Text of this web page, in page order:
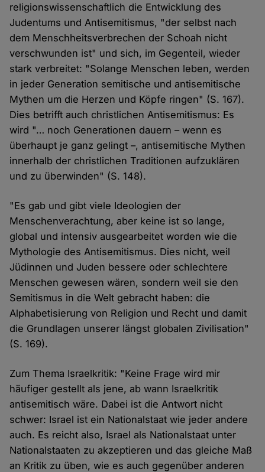
religionswissenschaftlich die Entwicklung des
Judentums und Antisemitismus, "der selbst nach
dem Menschheitsverbrechen der Schoah nicht
verschwunden ist" und sich, im Gegenteil, wieder
stark verbreitet: "Solange Menschen leben, werden
in jeder Generation semitische und antisemitische
Mythen um die Herzen und Köpfe ringen" (S. 167).
Dies betrifft auch christlichen Antisemitismus: Es
wird "… noch Generationen dauern – wenn es
überhaupt je ganz gelingt –, antisemitische Mythen
innerhalb der christlichen Traditionen aufzuklären
und zu überwinden" (S. 148).
"Es gab und gibt viele Ideologien der
Menschenverachtung, aber keine ist so lange,
global und intensiv ausgearbeitet worden wie die
Mythologie des Antisemitismus. Dies nicht, weil
Jüdinnen und Juden bessere oder schlechtere
Menschen gewesen wären, sondern weil sie den
Semitismus in die Welt gebracht haben: die
Alphabetisierung von Religion und Recht und damit
die Grundlagen unserer längst globalen Zivilisation"
(S. 169).
Zum Thema Israelkritik: "Keine Frage wird mir
häufiger gestellt als jene, ab wann Israelkritik
antisemitisch wäre. Dabei ist die Antwort nicht
schwer: Israel ist ein Nationalstaat wie jeder andere
auch. Es reicht also, Israel als Nationalstaat unter
Nationalstaaten zu akzeptieren und das gleiche Maß
an Kritik zu üben, wie es auch gegenüber anderen